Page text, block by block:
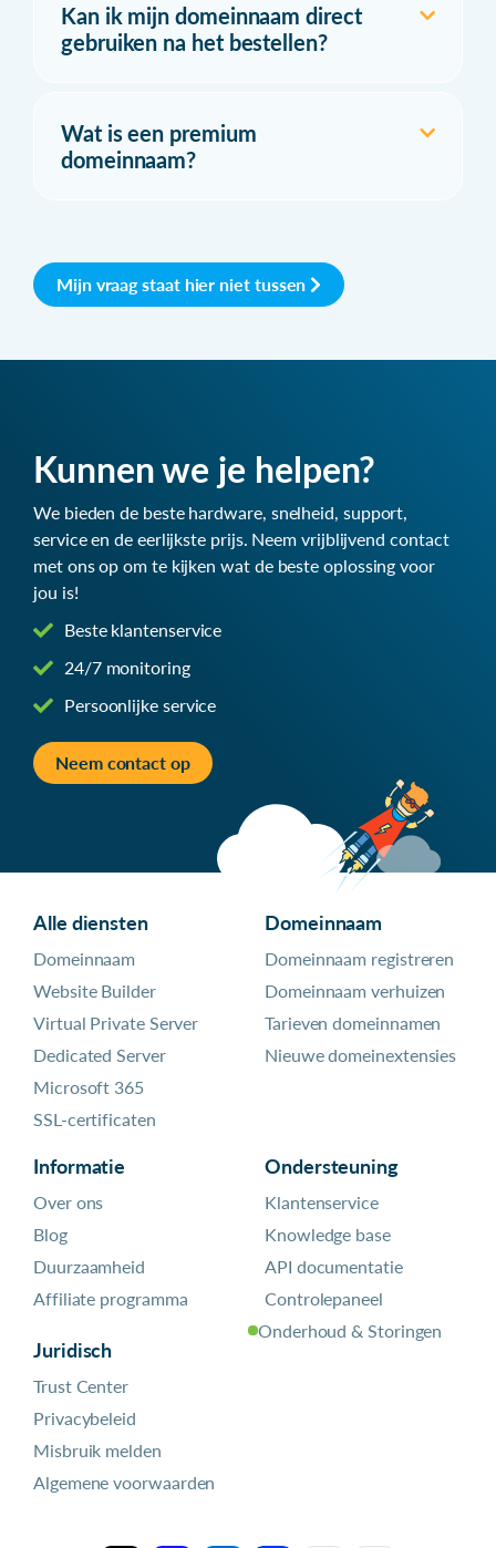
Kan ik mijn domeinnaam direct
gebruiken na het bestellen?
Wat is een premium
domeinnaam?
Mijn vraag staat hier niet tussen
Kunnen we je helpen?
We bieden de beste hardware, snelheid, support,
service en de eerlijkste prijs. Neem vrijblijvend contact
met ons op om te kijken wat de beste oplossing voor
jou is!
Beste klantenservice
24/7 monitoring
Persoonlijke service
Neem contact op
Alle diensten
Domeinnaam
Website Builder
Virtual Private Server
Dedicated Server
Microsoft 365
SSL-certificaten
Domeinnaam
Domeinnaam registreren
Domeinnaam verhuizen
Tarieven domeinnamen
Nieuwe domeinextensies
Informatie
Over ons
Blog
Duurzaamheid
Affiliate programma
Juridisch
Trust Center
Privacybeleid
Misbruik melden
Algemene voorwaarden
Ondersteuning
Klantenservice
Knowledge base
API documentatie
Controlepaneel
Onderhoud & Storingen